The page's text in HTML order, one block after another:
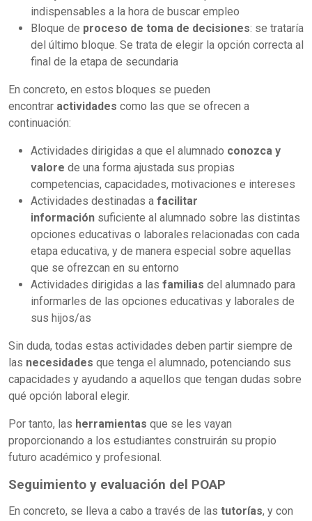
indispensables a la hora de buscar empleo
Bloque de proceso de toma de decisiones: se trataría
del último bloque. Se trata de elegir la opción correcta al
final de la etapa de secundaria
En concreto, en estos bloques se pueden
encontrar actividades como las que se ofrecen a
continuación:
Actividades dirigidas a que el alumnado conozca y
valore de una forma ajustada sus propias
competencias, capacidades, motivaciones e intereses
Actividades destinadas a facilitar
información suficiente al alumnado sobre las distintas
opciones educativas o laborales relacionadas con cada
etapa educativa, y de manera especial sobre aquellas
que se ofrezcan en su entorno
Actividades dirigidas a las familias del alumnado para
informarles de las opciones educativas y laborales de
sus hijos/as
Sin duda, todas estas actividades deben partir siempre de
las necesidades que tenga el alumnado, potenciando sus
capacidades y ayudando a aquellos que tengan dudas sobre
qué opción laboral elegir.
Por tanto, las herramientas que se les vayan
proporcionando a los estudiantes construirán su propio
futuro académico y profesional.
Seguimiento y evaluación del POAP
En concreto, se lleva a cabo a través de las tutorías, y con